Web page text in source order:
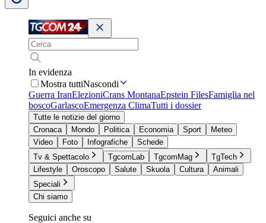
In evidenza
Mostra tuttiNascondi
Guerra IranElezioniCrans MontanaEpstein FilesFamiglia nel
boscoGarlascoEmergenza ClimaTutti i dossier
Tutte le notizie del giorno
Cronaca
Mondo Politica Economia Sport
Meteo
Video
Foto Infografiche
Schede
Tv & Spettacolo
TgcomLab TgcomMag
TgTech
Lifestyle
Oroscopo Salute Skuola Cultura
Animali
Speciali
Chi siamo
Seguici anche su